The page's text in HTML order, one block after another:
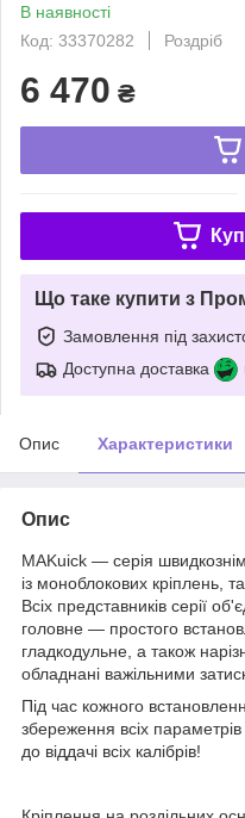
В наявності
Код: 33370282
Роздріб
6 470 ₴
Що таке купити з
Замовлення під
Доступна доставка
Опис Характеристики
Опис
MAKuick — серія
із моноблокових кріплень,
Всіх представників серії
головне — простого
гладкодульне, а також
обладнані важільними
Під час кожного
збереження всіх параметрів
до віддачі всіх калібрів!